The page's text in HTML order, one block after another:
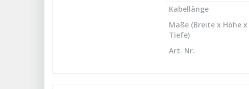
Kabellänge
Maße (Breite x Höhe x
Tiefe)
Art. Nr.